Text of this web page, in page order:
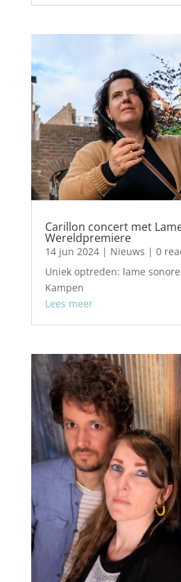
Carillon concert met
Wereldpremiere
14 jun 2024| Nieuws | 0
Uniek optreden: lame
Kampen
Lees meer